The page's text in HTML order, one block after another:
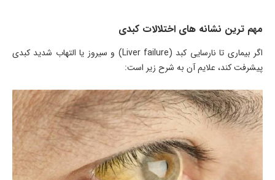
مهم ترین نشانه های اختلالات کبدی
اگر بیماری تا نارسایی کبد (Liver failure) و سیروز یا التهاب شدید کبدی
پیشرفت کند، علایم آن به شرح زیر است: